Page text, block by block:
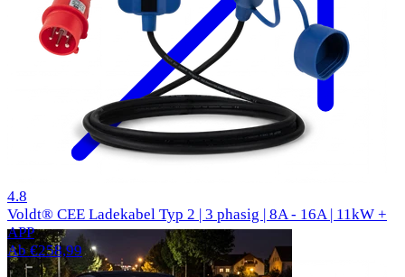
4.8
Voldt® CEE Ladekabel Typ 2 | 3 phasig | 8A - 16A | 11kW +
APP
Ab €258,99